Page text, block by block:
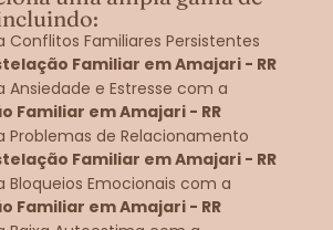
Conflitos Familiares Persistentes
Familiar em Amajari - RR
Ansiedade e Estresse com a
Familiar em Amajari - RR
Problemas de Relacionamento
Familiar em Amajari - RR
Bloqueios Emocionais com a
Familiar em Amajari - RR